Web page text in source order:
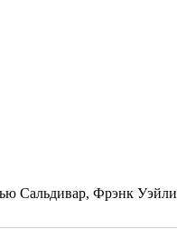
Сальдивар, Фрэнк Уэйли